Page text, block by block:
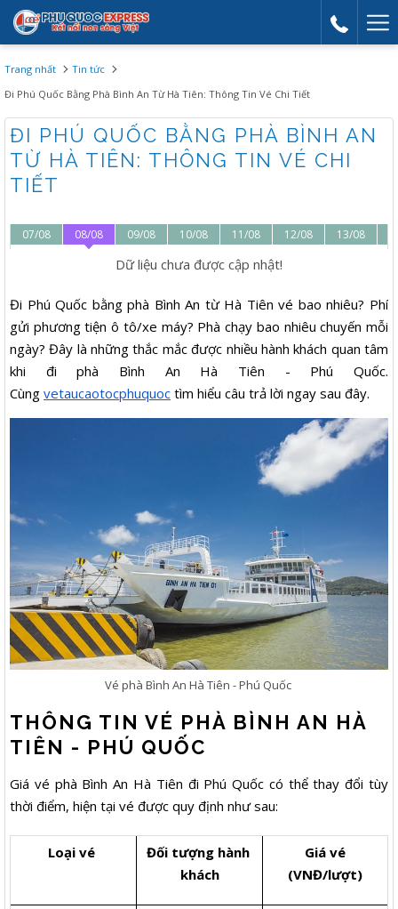
Trang nhất
Tin tức
Đi Phú Quốc Bằng Phà Bình An Từ Hà Tiên: Thông Tin Vé Chi Tiết
ĐI PHÚ QUỐC BẰNG PHÀ BÌNH AN
TỪ HÀ TIÊN: THÔNG TIN VÉ CHI
TIẾT
07/08 08/08 09/08 10/08 11/08 12/08 13/08
Dữ liệu chưa được cập nhật!
Đi Phú Quốc bằng phà Bình An từ Hà Tiên vé bao nhiêu? Phí
gửi phương tiện ô tô/xe máy? Phà chạy bao nhiêu chuyến mỗi
ngày? Đây là những thắc mắc được nhiều hành khách quan tâm
khi đi phà Bình An Hà Tiên - Phú Quốc.
Cùng vetaucaotocphuquoc tìm hiểu câu trả lời ngay sau đây.
Vé phà Bình An Hà Tiên - Phú Quốc
THÔNG TIN VÉ PHÀ BÌNH AN HÀ
TIÊN - PHÚ QUỐC
Giá vé phà Bình An Hà Tiên đi Phú Quốc có thể thay đổi tùy
thời điểm, hiện tại vé được quy định như sau:
Loại vé
Đối tượng hành
khách
Giá vé
(VNĐ/lượt)